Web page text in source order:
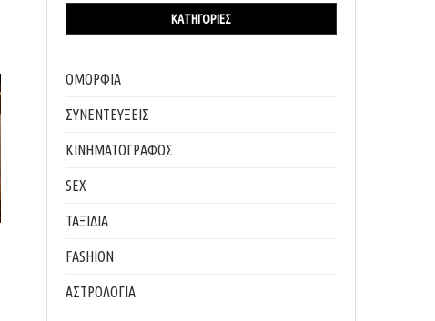
ΤΑ ΠΙΟ ΔΗΜΟΦΙΛΉ ΟΝΌΜΑΤΑ ΜΩΡΏΝ ΓΙΑ ΤΟ 2025
ΚΑΤΗΓΟΡΊΕΣ
ΟΜΟΡΦΙΑ
ΣΥΝΕΝΤΕΥΞΕΙΣ
ΚΙΝΗΜΑΤΟΓΡΑΦΟΣ
SEX
ΤΑΞΙΔΙΑ
FASHION
ΑΣΤΡΟΛΟΓΙΑ